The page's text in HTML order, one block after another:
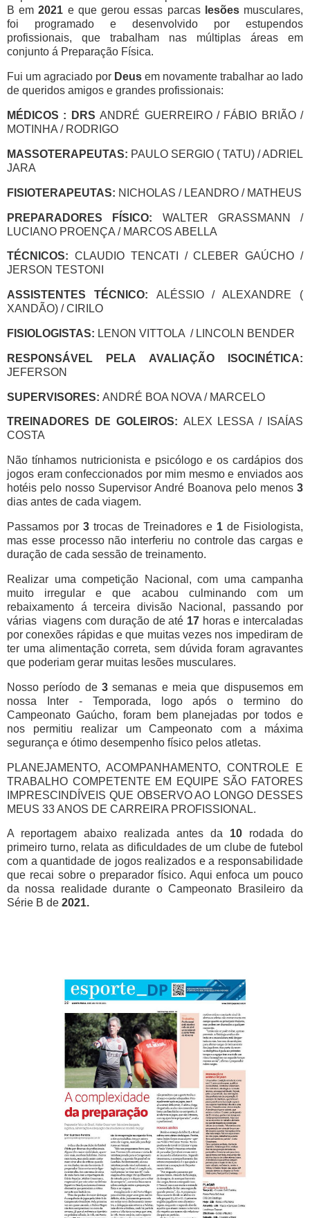
B em 2021 e que gerou essas parcas lesõesmusculares,
foi programado e desenvolvido por estupendos
profissionais, que trabalham nas múltiplas áreas em
conjunto á Preparação Física.
Fui um agraciado por Deus em novamente trabalhar ao lado
de queridos amigos e grandes profissionais:
MÉDICOS : DRSANDRÉ GUERREIRO / FÁBIO BRIÃO /
MOTINHA / RODRIGO
MASSOTERAPEUTAS: PAULO SERGIO ( TATU) / ADRIEL
JARA
FISIOTERAPEUTAS: NICHOLAS / LEANDRO / MATHEUS
PREPARADORES FÍSICO: WALTER GRASSMANN /
LUCIANO PROENÇA / MARCOS ABELLA
TÉCNICOS: CLAUDIO TENCATI / CLEBER GAÚCHO /
JERSON TESTONI
ASSISTENTES TÉCNICO: ALÉSSIO / ALEXANDRE (
XANDÃO) / CIRILO
FISIOLOGISTAS: LENON VITTOLA / LINCOLN BENDER
RESPONSÁVEL PELA AVALIAÇÃO ISOCINÉTICA:
JEFERSON
SUPERVISORES: ANDRÉ BOA NOVA / MARCELO
TREINADORES DE GOLEIROS: ALEX LESSA / ISAÍAS
COSTA
Não tínhamos nutricionista e psicólogo e os cardápios dos
jogos eram confeccionados por mim mesmo e enviados aos
hotéis pelo nosso Supervisor André Boanova pelo menos 3
dias antes de cada viagem.
Passamos por 3trocas de Treinadores e 1 de Fisiologista,
mas esse processo não interferiu no controle das cargas e
duração de cada sessão de treinamento.
Realizar uma competição Nacional, com uma campanha
muito irregular e que acabou culminando com um
rebaixamento á terceira divisão Nacional, passando por
várias viagens com duração de até 17horas e intercaladas
por conexões rápidas e que muitas vezes nos impediram de
ter uma alimentação correta, sem dúvida foram agravantes
que poderiam gerar muitas lesões musculares.
Nosso período de 3 semanas e meia que dispusemos em
nossa Inter - Temporada, logo após o termino do
Campeonato Gaúcho, foram bem planejadas por todos e
nos permitiu realizar um Campeonato com a máxima
segurança e ótimo desempenho físico pelos atletas.
PLANEJAMENTO, ACOMPANHAMENTO, CONTROLE E
TRABALHO COMPETENTE EM EQUIPE SÃO FATORES
IMPRESCINDÍVEIS QUE OBSERVO AO LONGO DESSES
MEUS 33 ANOS DE CARREIRA PROFISSIONAL.
A reportagem abaixo realizada antes da 10 rodada do
primeiro turno, relata as dificuldades de um clube de futebol
com a quantidade de jogos realizados e a responsabilidade
que recai sobre o preparador físico. Aqui enfoca um pouco
da nossa realidade durante o Campeonato Brasileiro da
Série B de 2021.